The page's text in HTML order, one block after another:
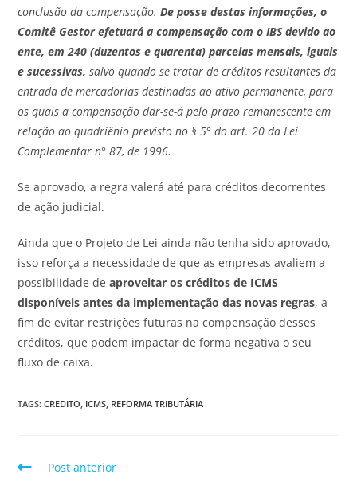
conclusão da compensação.De posse destas informações, o
Comitê Gestor efetuará a compensação com o IBS devido ao
ente, em 240 (duzentos e quarenta) parcelas mensais, iguais
e sucessivas, salvo quando se tratar de créditos resultantes da
entrada de mercadorias destinadas ao ativo permanente, para
os quais a compensação dar-se-á pelo prazo remanescente em
relação ao quadriênio previsto no § 5° do art. 20 da Lei
Complementar n° 87, de 1996.
Se aprovado, a regra valerá até para créditos decorrentes
de ação judicial.
Ainda que o Projeto de Lei ainda não tenha sido aprovado,
isso reforça a necessidade de que as empresas avaliem a
possibilidade deaproveitar os créditos de ICMS
disponíveis antes da implementação das novas regras, a
fim de evitar restrições futuras na compensação desses
créditos, que podem impactar de forma negativa o seu
fluxo de caixa.
TAGS:CREDITO ICMS REFORMA TRIBUTÁRIA
Post anterior